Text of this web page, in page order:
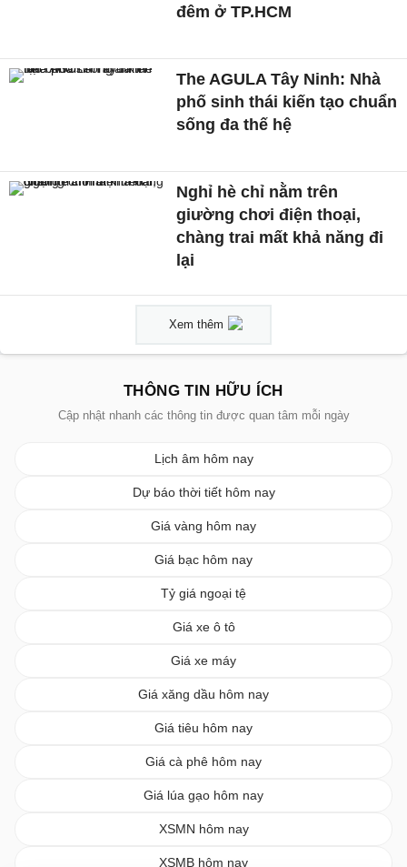
đêm ở TP.HCM
The AGULA Tây Ninh: Nhà
phố sinh thái kiến tạo chuẩn
sống đa thế hệ
Nghỉ hè chỉ nằm trên
giường chơi điện thoại,
chàng trai mất khả năng đi
lại
Xem thêm
THÔNG TIN HỮU ÍCH
Cập nhật nhanh các thông tin được quan tâm mỗi ngày
Lịch âm hôm nay
Dự báo thời tiết hôm nay
Giá vàng hôm nay
Giá bạc hôm nay
Tỷ giá ngoại tệ
Giá xe ô tô
Giá xe máy
Giá xăng dầu hôm nay
Giá tiêu hôm nay
Giá cà phê hôm nay
Giá lúa gạo hôm nay
XSMN hôm nay
XSMB hôm nay